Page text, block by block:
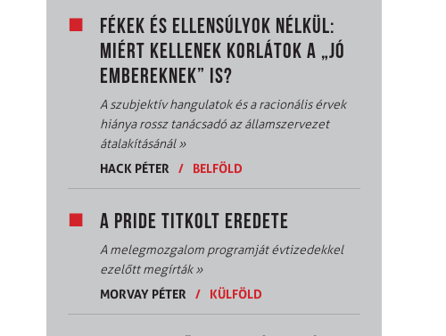
FÉKEK ÉS ELLENSÚLYOK NÉLKÜL:
MIÉRT KELLENEK KORLÁTOK A „JÓ
EMBEREKNEK” IS?
A szubjektív hangulatok és a racionális érvek
hiánya rossz tanácsadó az államszervezet
átalakításánál»
HACK PÉTER
/ BELFÖLD
A PRIDE TITKOLT EREDETE
A melegmozgalom programját évtizedekkel
ezelőtt megírták»
MORVAY PÉTER
/ KÜLFÖLD